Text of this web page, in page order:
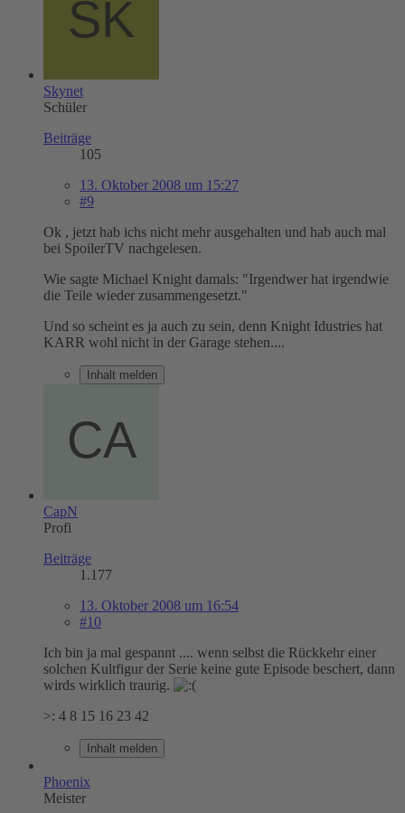
Skynet
Schüler
Beiträge
105
13. Oktober 2008 um 15:27
#9
Ok , jetzt hab ichs nicht mehr ausgehalten und hab auch mal
bei SpoilerTV nachgelesen.
Wie sagte Michael Knight damals: "Irgendwer hat irgendwie
die Teile wieder zusammengesetzt."
Und so scheint es ja auch zu sein, denn Knight Idustries hat
KARR wohl nicht in der Garage stehen....
Inhalt melden
CapN
Profi
Beiträge
1.177
13. Oktober 2008 um 16:54
#10
Ich bin ja mal gespannt .... wenn selbst die Rückkehr einer
solchen Kultfigur der Serie keine gute Episode beschert, dann
wirds wirklich traurig.
>: 4 8 15 16 23 42
Inhalt melden
Phoenix
Meister